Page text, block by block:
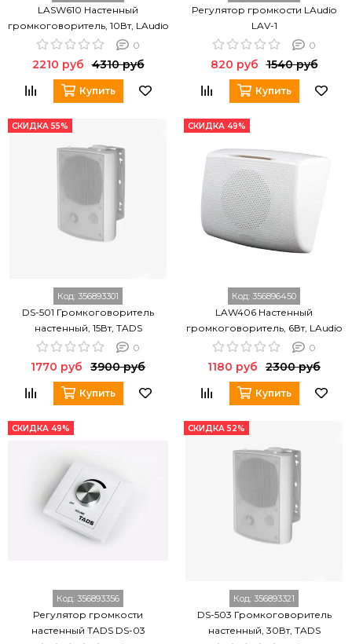
LASW610 Настенный
громкоговоритель, 10Вт, LAudio
0
2210 руб 4310 руб
Купить
Регулятор громкости LAudio
LAV-1
0
820 руб 1540 руб
Купить
СКИДКА 55%
Код: 356893301
DS-501 Громкоговоритель
настенный, 15Вт, TADS
0
1770 руб 3900 руб
Купить
СКИДКА 49%
Код: 356896450
LAW406 Настенный
громкоговоритель, 6Вт, LAudio
0
1180 руб 2300 руб
Купить
СКИДКА 49%
Код: 356893356
Регулятор громкости
настенный TADS DS-03
СКИДКА 52%
Код: 356893321
DS-503 Громкоговоритель
настенный, 30Вт, TADS